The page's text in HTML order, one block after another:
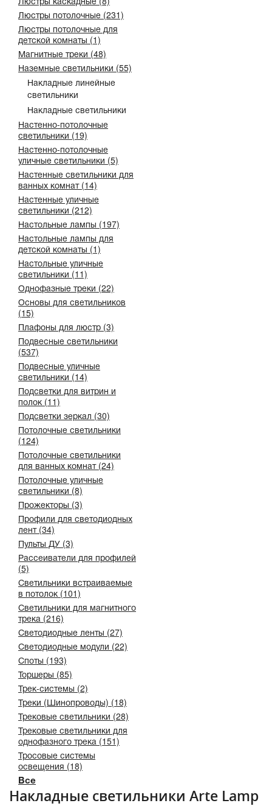
Люстры потолочные (231)
Люстры потолочные для
детской комнаты (1)
Магнитные треки (48)
Наземные светильники (55)
Накладные линейные
светильники
Накладные светильники
Настенно-потолочные
светильники (19)
Настенно-потолочные
уличные светильники (5)
Настенные светильники для
ванных комнат (14)
Настенные уличные
светильники (212)
Настольные лампы (197)
Настольные лампы для
детской комнаты (1)
Настольные уличные
светильники (11)
Однофазные треки (22)
Основы для светильников
(15)
Плафоны для люстр (3)
Подвесные светильники
(537)
Подвесные уличные
светильники (14)
Подсветки для витрин и
полок (11)
Подсветки зеркал (30)
Потолочные светильники
(124)
Потолочные светильники
для ванных комнат (24)
Потолочные уличные
светильники (8)
Прожекторы (3)
Профили для светодиодных
лент (34)
Пульты ДУ (3)
Рассеиватели для профилей
(5)
Светильники встраиваемые
в потолок (101)
Светильники для магнитного
трека (216)
Светодиодные ленты (27)
Светодиодные модули (22)
Споты (193)
Торшеры (85)
Трек-системы (2)
Треки (Шинопроводы) (18)
Трековые светильники (28)
Трековые светильники для
однофазного трека (151)
Тросовые системы
освещения (18)
Все
Накладные светильники Arte Lamp